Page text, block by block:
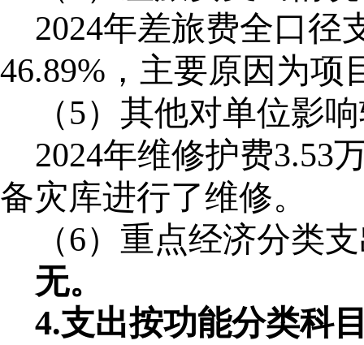
2024年差旅费全口径
46.89%，主要原因为
（5） 其他对单位影
2024年维修护费3.53
备灾库进行了维修。
（6） 重点经济分类
无。
4.支出按功能分类科